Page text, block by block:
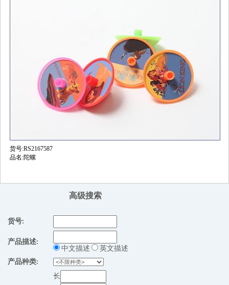
高级搜索
货号:
产品描述:
中文描述
英文描述
产品种类:
长